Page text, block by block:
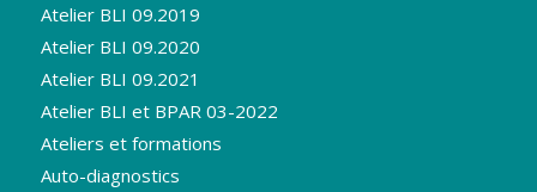
Atelier BLI 09.2019
Atelier BLI 09.2020
Atelier BLI 09.2021
Atelier BLI et BPAR 03-2022
Ateliers et formations
Auto-diagnostics